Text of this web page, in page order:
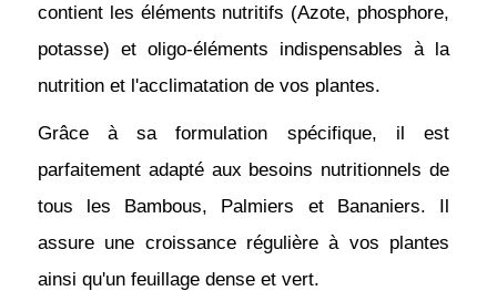
contient les éléments nutritifs (Azote, phosphore,
potasse) et oligo-éléments indispensables à la
nutrition et l'acclimatation de vos plantes.
Grâce à sa formulation spécifique, il est
parfaitement adapté aux besoins nutritionnels de
tous les Bambous, Palmiers et Bananiers. Il
assure une croissance régulière à vos plantes
ainsi qu'un feuillage dense et vert.